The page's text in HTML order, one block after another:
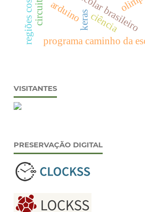
programa caminho da
kerasciência
arduino
VISITANTES
PRESERVAÇÃO DIGITAL